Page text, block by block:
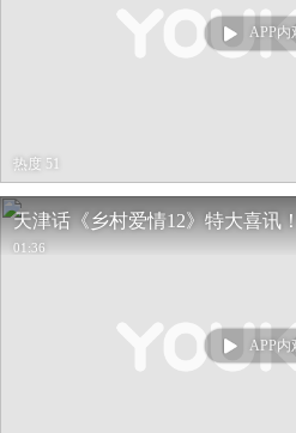
APP内
热度 51
天津话《乡村爱情12》特大喜讯
01:36
APP内